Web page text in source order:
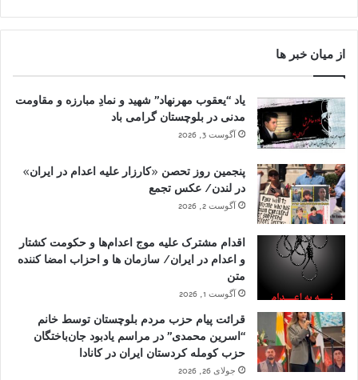
از میان خبر ها
یاد “یعقوب مهرنهاد” شهید و نمادِ مبارزه و مقاومت
مدنی در بلوچستان گرامی باد
آگوست 3, 2026
پنجمین روز تحصن «کارزار علیه اعدام در ایران»
در لندن/ عکس تجمع
آگوست 2, 2026
اقدام مشترک علیه موج اعدام‌ها و حکومت کشتار
و اعدام در ایران/ سازمان ها و احزاب امضا کننده
متن
آگوست 1, 2026
قرائت پیام حزب مردم بلوچستان توسط خانم
“اسرین محمدی” در مراسم یادبود جان‌باختگان
حزب کومله کردستان ایران در کانادا
جولای 26, 2026